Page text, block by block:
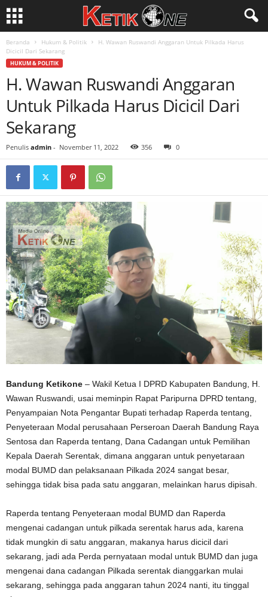
Beranda Hukum & Politik
H. Wawan Ruswandi Anggaran Untuk Pilkada Harus
Dicicil Dari Sekarang
HUKUM & POLITIK
H. Wawan Ruswandi Anggaran
Untuk Pilkada Harus Dicicil Dari
Sekarang
Penulis admin - November 11, 2022 356 0
Bandung Ketikone – Wakil Ketua I DPRD Kabupaten Bandung, H.
Wawan Ruswandi, usai meminpin Rapat Paripurna DPRD tentang,
Penyampaian Nota Pengantar Bupati terhadap Raperda tentang,
Penyeteraan Modal perusahaan Perseroan Daerah Bandung Raya
Sentosa dan Raperda tentang, Dana Cadangan untuk Pemilihan
Kepala Daerah Serentak, dimana anggaran untuk penyetaraan
modal BUMD dan pelaksanaan Pilkada 2024 sangat besar,
sehingga tidak bisa pada satu anggaran, melainkan harus dipisah.
Raperda tentang Penyeteraan modal BUMD dan Raperda
mengenai cadangan untuk pilkada serentak harus ada, karena
tidak mungkin di satu anggaran, makanya harus dicicil dari
sekarang, jadi ada Perda pernyataan modal untuk BUMD dan juga
mengenai dana cadangan Pilkada serentak dianggarkan mulai
sekarang, sehingga pada anggaran tahun 2024 nanti, itu tinggal